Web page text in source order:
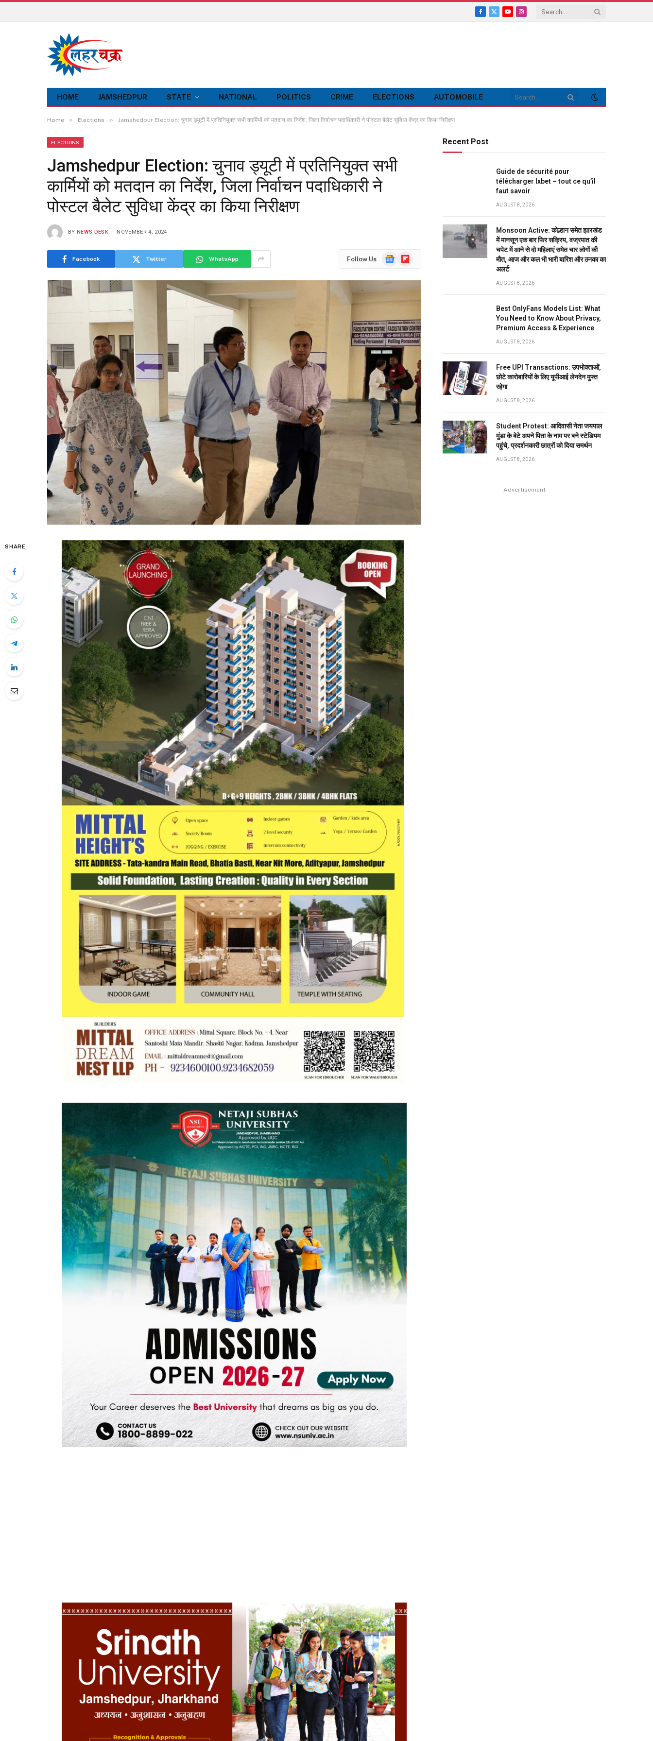
Facebook
X
YouTubeInstagram
HOME JAMSHEDPUR STATE NATIONAL POLITICS CRIME ELECTIONS AUTOMOBILE
Home » Elections » Jamshedpur Election: चुनाव ड्यूटी में प्रतिनियुक्त सभी कार्मियों को मतदान का निर्देश, जिला निर्वाचन पदाधिकारी ने पोस्टल बैलेट सुविधा केंद्र का किया निरीक्षण
ELECTIONS
Jamshedpur Election: चुनाव ड्यूटी में प्रतिनियुक्त सभी
कार्मियों को मतदान का निर्देश, जिला निर्वाचन पदाधिकारी ने
पोस्टल बैलेट सुविधा केंद्र का किया निरीक्षण
BY NEWS DESK NOVEMBER 4, 2024
Facebook Twitter WhatsApp Follow Us
GoogleFlipboard
SHARE
Recent Post
Guide de sécurité pour
télécharger Ixbet – tout ce qu’il
faut savoir
AUGUST 8, 2026
Monsoon Active: कोल्हान समेत झारखंड
में मानसून एक बार फिर सक्रिय, वज्रपात की
चपेट में आने से दो महिलाएं समेत चार लोगों की
मौत, आज और कल भी भारी बारिश और ठनका का
अलर्ट
AUGUST 8, 2026
Best OnlyFans Models List: What
You Need to Know About Privacy,
Premium Access & Experience
AUGUST 8, 2026
Free UPI Transactions: उपभोक्ताओं,
छोटे कारोबारियों के लिए यूपीआई लेनदेन मुफ्त
रहेगा
AUGUST 8, 2026
Student Protest: आदिवासी नेता जयपाल
मुंडा के बेटे अपने पिता के नाम पर बने स्टेडियम
पहुंंचे, प्रदर्शनकारी छात्रों को दिया समर्थन
AUGUST 8, 2026
Advertisement